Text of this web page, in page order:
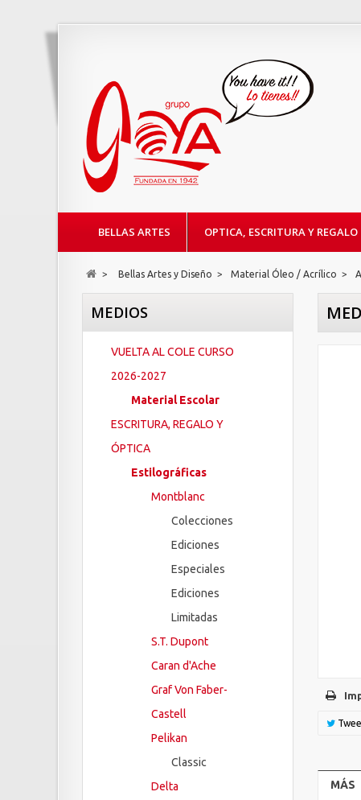
BELLAS ARTES OPTICA, ESCRITURA Y REGALO
> Bellas Artes y Diseño > Material Óleo / Acrílico >
MEDIOS
VUELTA AL COLE CURSO
2026-2027
Material Escolar
ESCRITURA, REGALO Y
ÓPTICA
Estilográficas
Montblanc
Colecciones
Ediciones
Especiales
Ediciones
Limitadas
S.T. Dupont
Caran d'Ache
Graf Von Faber-
Castell
Pelikan
Classic
Delta
MÁS